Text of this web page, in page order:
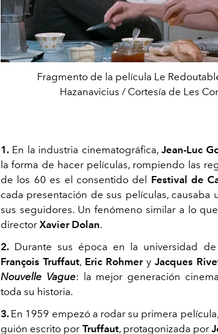
Fragmento de la película Le
Hazanavicius / Cortesía de Les
1. En la industria cinematográfica,Jean-Luc
la forma de hacer películas, rompiendo las
de los 60 es el consentido del Festival de
cada presentación de sus películas, causaba
sus seguidores. Un fenómeno similar a lo
director Xavier Dolan.
2. Durante sus época en la universidad de
François Truffaut, Eric Rohmer y Jacques
Nouvelle Vague: la mejor generación
toda su historia.
3. En 1959 empezó a rodar su primera película,
guión escrito por Truffaut, protagonizada por